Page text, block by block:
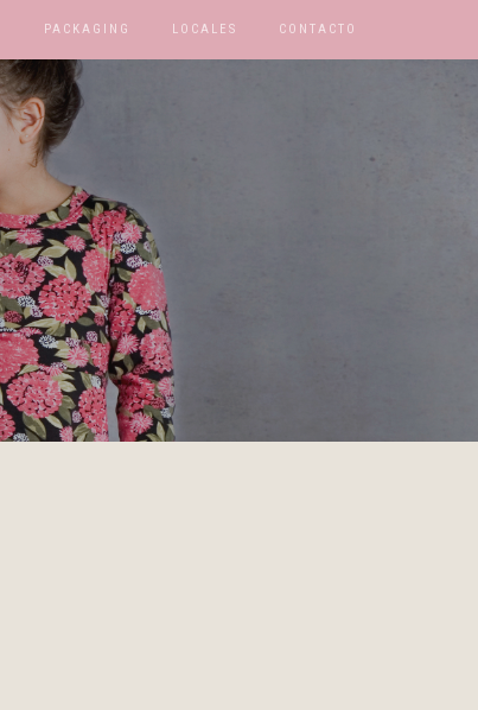
PACKAGING LOCALES CONTACTO